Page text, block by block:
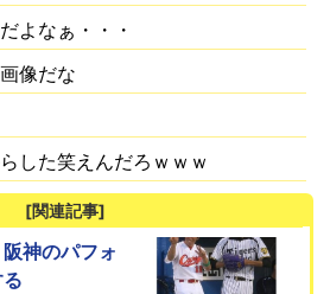
よなぁ・・・
像だな
した笑えんだろｗｗｗ
[関連記事]
阪神のパフォ